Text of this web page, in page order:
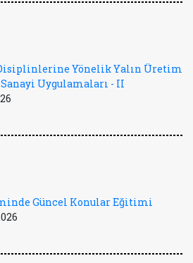
Yönelik Yalın Üretim
Uygulamaları - II
Güncel Konular Eğitimi